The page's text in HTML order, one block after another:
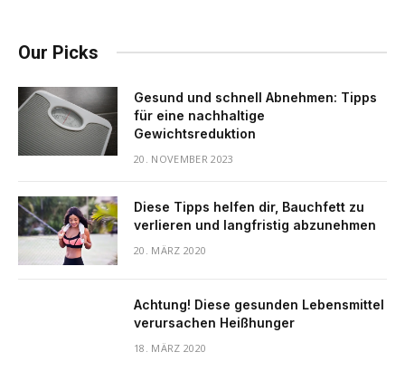
Our Picks
Gesund und schnell Abnehmen: Tipps
für eine nachhaltige
Gewichtsreduktion
20. NOVEMBER 2023
Diese Tipps helfen dir, Bauchfett zu
verlieren und langfristig abzunehmen
20. MÄRZ 2020
Achtung! Diese gesunden Lebensmittel
verursachen Heißhunger
18. MÄRZ 2020